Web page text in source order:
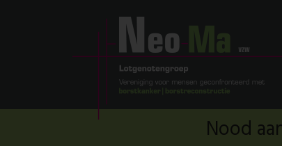
Nood